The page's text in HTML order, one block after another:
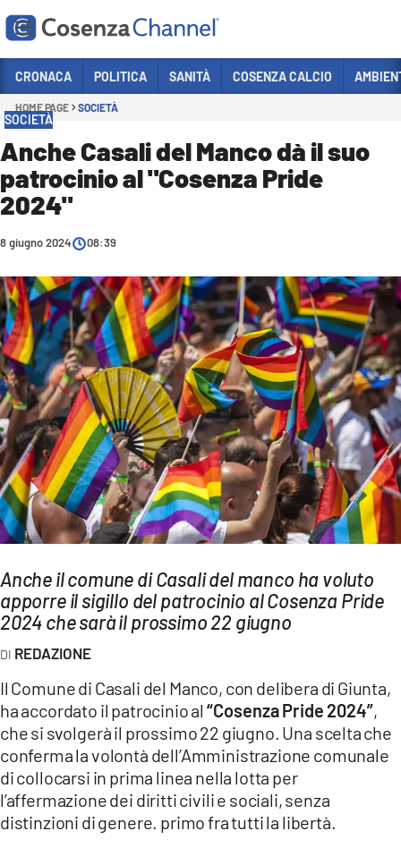
Sezioni
POLITICA
COSENZA CALCIO
ECONOMIA E LAVORO
SANITÀ
SPORT
CULTURA
AMBIENTE
Streaming
LAC TV
LAC NETWORK
LAC ONAIR
LaC
Network
LACONAIR.IT
LACITYMAG.IT
ILREGGINO.IT
COSENZACHANNEL.IT
ILVIBONESE.IT
CRONACA POLITICA SANITÀ COSENZA CALCIO
HOME PAGE SOCIETÀ
SOCIETÀ
Anche Casali del Manco dà il suo
patrocinio al "Cosenza Pride
2024"
8 giugno 2024 08:39
Anche il comune di Casali del manco ha voluto
apporre il sigillo del patrocinio al Cosenza Pride
2024 che sarà il prossimo 22 giugno
REDAZIONE
Il Comune di Casali del Manco, con delibera di Giunta,
ha accordato il patrocinio al “Cosenza Pride 2024”,
che si svolgerà il prossimo 22 giugno. Una scelta che
conferma la volontà dell’Amministrazione comunale
di collocarsi in prima linea nella lotta per
l’affermazione dei diritti civili e sociali, senza
distinzioni di genere. primo fra tutti la libertà.